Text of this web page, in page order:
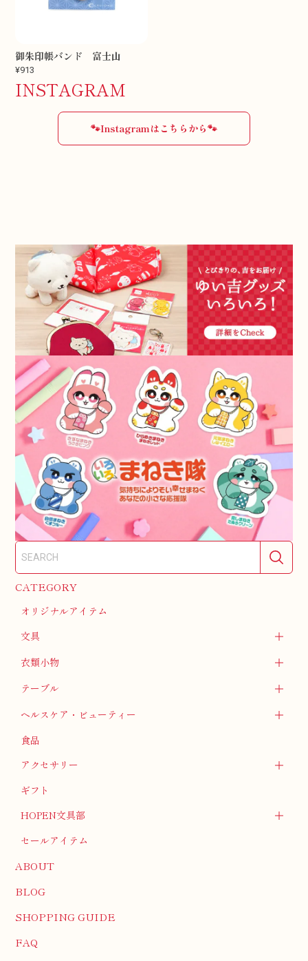
CATEGORY
オリジナルアイテム
文具
衣類小物
テーブル
ヘルスケア・ビューティー
食品
アクセサリー
ギフト
HOPEN文具部
セールアイテム
ABOUT
BLOG
SHOPPING GUIDE
FAQ
御朱印帳バンド 富士山
¥913
INSTAGRAM
🐾Instagramはこちらから🐾